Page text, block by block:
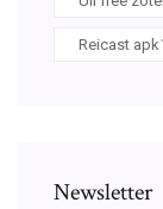
Reicast
Newsletter